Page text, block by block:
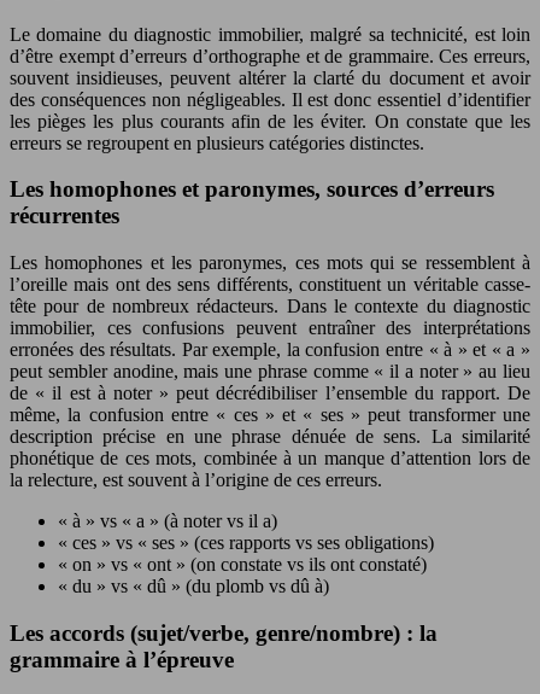
Le domaine du diagnostic immobilier, malgré sa technicité, est loin
d’être exempt d’erreurs d’orthographe et de grammaire. Ces erreurs,
souvent insidieuses, peuvent altérer la clarté du document et avoir
des conséquences non négligeables. Il est donc essentiel d’identifier
les pièges les plus courants afin de les éviter. On constate que les
erreurs se regroupent en plusieurs catégories distinctes.
Les homophones et paronymes, sources d’erreurs
récurrentes
Les homophones et les paronymes, ces mots qui se ressemblent à
l’oreille mais ont des sens différents, constituent un véritable casse-
tête pour de nombreux rédacteurs. Dans le contexte du diagnostic
immobilier, ces confusions peuvent entraîner des interprétations
erronées des résultats. Par exemple, la confusion entre « à » et « a »
peut sembler anodine, mais une phrase comme « il a noter » au lieu
de « il est à noter » peut décrédibiliser l’ensemble du rapport. De
même, la confusion entre « ces » et « ses » peut transformer une
description précise en une phrase dénuée de sens. La similarité
phonétique de ces mots, combinée à un manque d’attention lors de
la relecture, est souvent à l’origine de ces erreurs.
« à » vs « a » (à noter vs il a)
« ces » vs « ses » (ces rapports vs ses obligations)
« on » vs « ont » (on constate vs ils ont constaté)
« du » vs « dû » (du plomb vs dû à)
Les accords (sujet/verbe, genre/nombre) : la
grammaire à l’épreuve